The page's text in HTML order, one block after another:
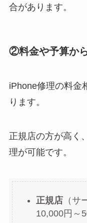
合があります。
②料金や予算か
iPhone修理の料金
ります。
正規店の方が高く
理が可能です。
正規店（サ
10,000円～